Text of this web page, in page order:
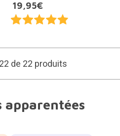
19,95€
de 22 produits
apparentées